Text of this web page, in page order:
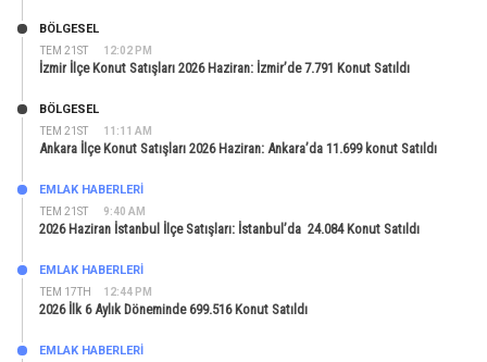
TEM 21ST 12:02 PM
BÖLGESEL
İzmir İlçe Konut Satışları 2026 Haziran: İzmir’de 7.791 Konut Satıldı
TEM 21ST 11:11 AM
BÖLGESEL
Ankara İlçe Konut Satışları 2026 Haziran: Ankara’da 11.699 konut Satıldı
TEM 21ST 9:40 AM
EMLAK HABERLERI
2026 Haziran İstanbul İlçe Satışları: İstanbul’da 24.084 Konut Satıldı
TEM 17TH 12:44 PM
EMLAK HABERLERI
2026 İlk 6 Aylık Döneminde 699.516 Konut Satıldı
EMLAK HABERLERI